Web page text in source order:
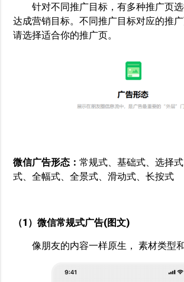
针对不同推广目标，有多种推广页
达成营销目标。不同推广目标对应的推
请选择适合你的推广页。
微信广告形态：常规式、基础式、选择
式、全幅式、全景式、滑动式、长按式
（1）微信常规式广告(图文)
像朋友的内容一样原生， 素材类型